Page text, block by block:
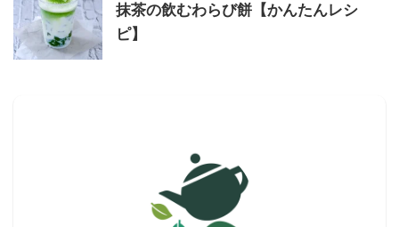
抹茶の飲むわらび餅【かんたんレシ
ピ】